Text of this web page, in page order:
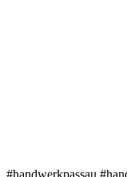
#handwerkpassau